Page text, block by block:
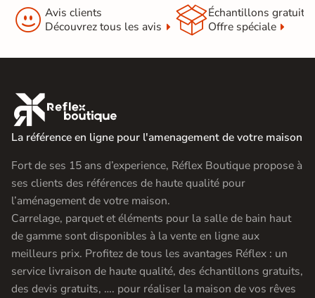
 Avis clients
Découvrez tous les avis
Échantillons gratuit
Offre spéciale

La référence en ligne pour l'amenagement de votre maison
Fort de ses 15 ans d’experience, Réflex Boutique propose à
ses clients des références de haute qualité pour
l’aménagement de votre maison.
Carrelage, parquet et éléments pour la salle de bain haut
de gamme sont disponibles à la vente en ligne aux
meilleurs prix. Profitez de tous les avantages Réflex : un
service livraison de haute qualité, des échantillons gratuits,
des devis gratuits, …. pour réaliser la maison de vos rêves